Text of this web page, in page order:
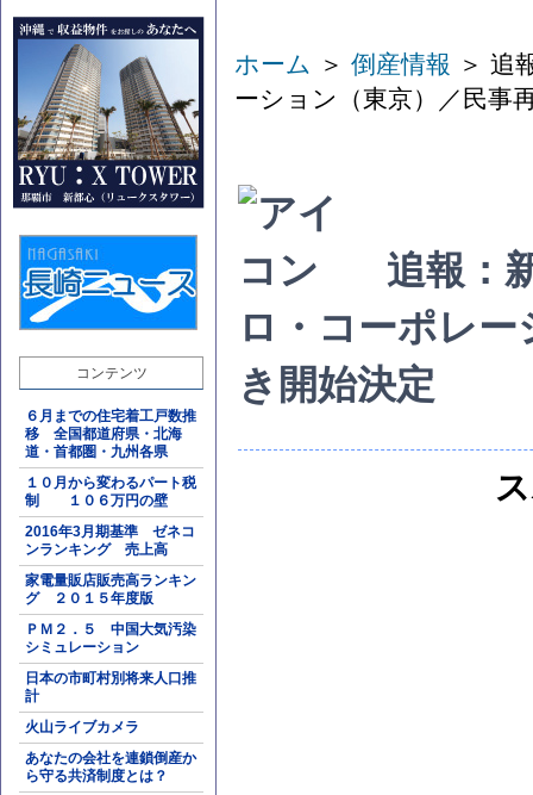
コンテンツ
６月までの住宅着工戸数推
移 全国都道府県・北海
道・首都圏・九州各県
１０月から変わるパート税
制 １０６万円の壁
2016年3月期基準 ゼネコ
ンランキング 売上高
家電量販店販売高ランキン
グ ２０１５年度版
ＰＭ２．５ 中国大気汚染
シミュレーション
日本の市町村別将来人口推
計
火山ライブカメラ
あなたの会社を連鎖倒産か
ら守る共済制度とは？
ホーム ＞ 倒産情報 ＞ 追
ーション（東京）／民事
追報：
ロ・コーポレ
き開始決定